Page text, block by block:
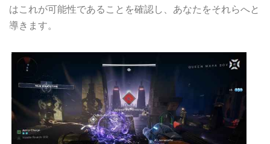
はこれが可能性であることを確認し、あなたをそれらへと
導きます。